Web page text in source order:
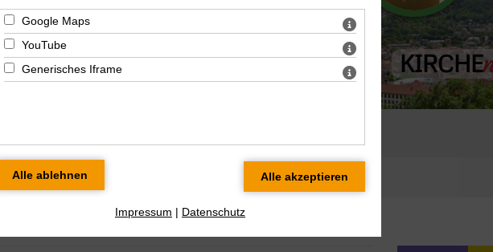
KIRCHE
Kirchenmusik Ökumenisches
Google Maps
YouTube
Generisches Iframe
Impressum | Datenschutz